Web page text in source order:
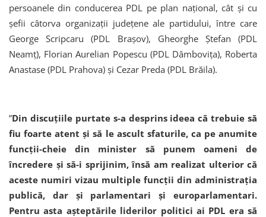
persoanele din conducerea PDL pe plan naţional, cât şi cu
şefii câtorva organizaţii judeţene ale partidului, între care
George Scripcaru (PDL Braşov), Gheorghe Ştefan (PDL
Neamţ), Florian Aurelian Popescu (PDL Dâmboviţa), Roberta
Anastase (PDL Prahova) şi Cezar Preda (PDL Brăila).
”Din discuţiile purtate s-a desprins ideea că trebuie să
fiu foarte atent şi să le ascult sfaturile, ca pe anumite
funcţii-cheie din minister să punem oameni de
încredere şi să-i sprijinim, însă am realizat ulterior că
aceste numiri vizau multiple funcţii din administraţia
publică, dar şi parlamentari şi europarlamentari.
Pentru asta aşteptările liderilor politici ai PDL era să